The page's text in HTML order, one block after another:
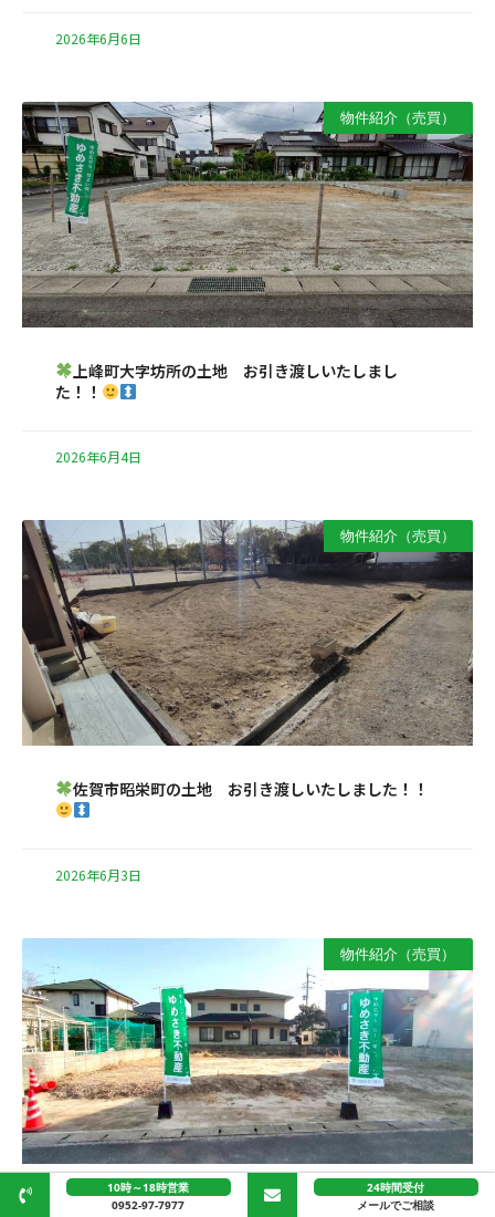
2026年6月6日
物件紹介（売買）
上峰町大字坊所の土地 お引き渡しいたしまし
た！！
2026年6月4日
物件紹介（売買）
佐賀市昭栄町の土地 お引き渡しいたしました！！
2026年6月3日
物件紹介（売買）
佐賀市開成２丁目の土地 お引き渡しいたしまし
10時～18時営業
0952-97-7977
24時間受付
メールでご相談